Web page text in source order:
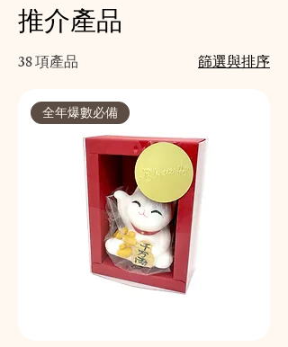
推介產品
38 項產品 篩選與排序
全年爆數必備